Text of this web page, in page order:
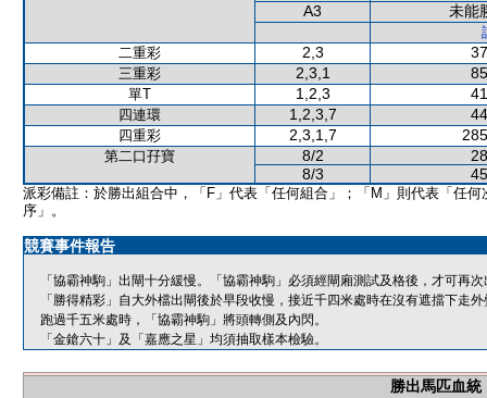
A3
未能
二重彩
2,3
三重彩 2,3,1
單T 1,2,3
四連環 1,2,3,7
四重彩 2,3,1,7
第二口孖寶 8/2
8/3
派彩備註：於勝出組合中，「F」代表「任何組合」；「M」則代表「任何
序」。
競賽事件報告
「協霸神駒」出閘十分緩慢。「協霸神駒」必須經閘廂測試及格後，才可再
「勝得精彩」自大外檔出閘後於早段收慢，接近千四米處時在沒有遮擋下走外
跑過千五米處時，「協霸神駒」將頭轉側及內閃。
「金鎗六十」及「嘉應之星」均須抽取樣本檢驗。
勝出馬匹血統